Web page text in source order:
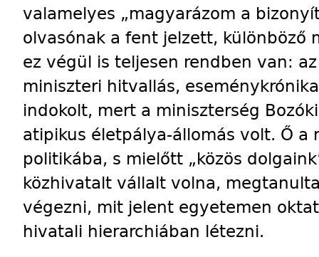
valamelyes „magyarázom a
olvasónak a fent jelzett, különböző
ez végül is teljesen rendben van:
miniszteri hitvallás,
indokolt, mert a miniszterség
atipikus életpálya-állomás volt. Ő a
politikába, s mielőtt „közös
közhivatalt vállalt volna,
végezni, mit jelent egyetemen
hivatali hierarchiában létezni.